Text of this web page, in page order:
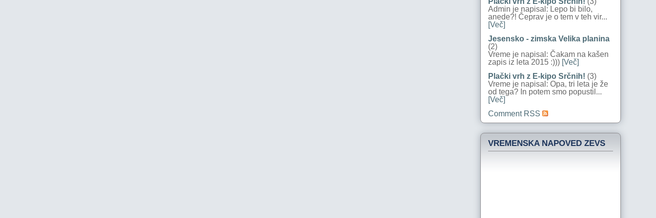
Admin je napisal: Lepo bi bilo,
anede?! Čeprav je o tem v teh vir...
[Več]
Jesensko - zimska Velika planina
(2)
Vreme je napisal: Čakam na kašen
zapis iz leta 2015 :))) [Več]
Plački vrh z E-kipo Srčnih! (3)
Vreme je napisal: Opa, tri leta je že
od tega? In potem smo popustil...
[Več]
Comment RSS
VREMENSKA NAPOVED ZEVS